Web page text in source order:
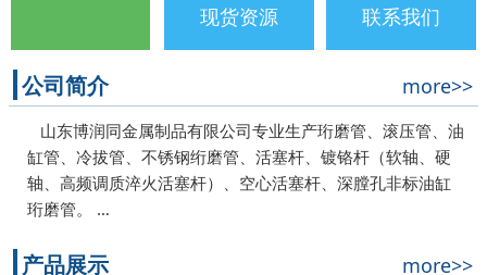
现货资源 联系我们
公司简介 more>>
山东博润同金属制品有限公司专业生产珩磨管、滚压管、油
缸管、冷拔管、不锈钢绗磨管、活塞杆、镀铬杆（软轴、硬
轴、高频调质淬火活塞杆）、空心活塞杆、深膛孔非标油缸
珩磨管。 …
产品展示 more>>